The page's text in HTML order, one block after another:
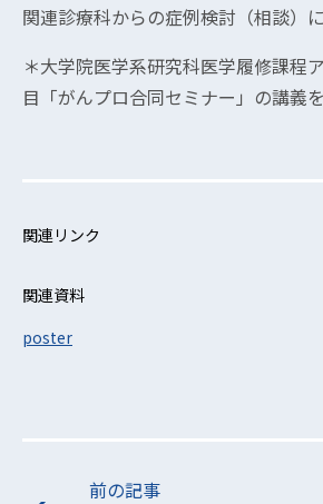
関連診療科からの症例検討（相談）
＊大学院医学系研究科医学履修課程
目「がんプロ合同セミナー」の講義
関連リンク
関連資料
poster
前の記事